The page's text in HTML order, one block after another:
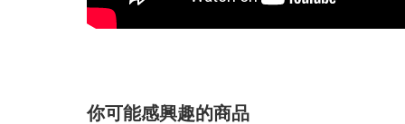
你可能感興趣的商品